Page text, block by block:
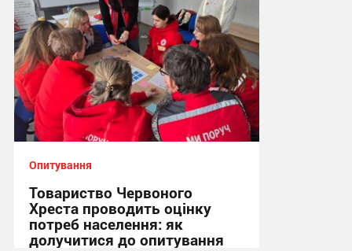
Опитування
Товариство Червоного
Хреста проводить оцінку
потреб населення: як
долучитися до опитування